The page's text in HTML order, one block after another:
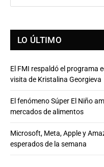
LO ÚLTIMO
El FMI respaldó el programa
visita de Kristalina Georgieva
El fenómeno Súper El Niño
mercados de alimentos
Microsoft, Meta, Apple y
esperados de la semana